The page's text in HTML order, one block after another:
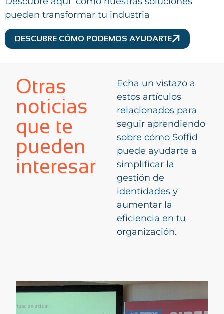
pueden transformar tu industria
DESCUBRE CÓMO PODEMOS AYUDARTE
Otras
noticias
que te
pueden
interesar
Echa un vistazo a
estos artículos
relacionados para
seguir aprendiendo
sobre cómo Soffid
puede ayudarte a
simplificar la
gestión de
identidades y
aumentar la
eficiencia en tu
organización.